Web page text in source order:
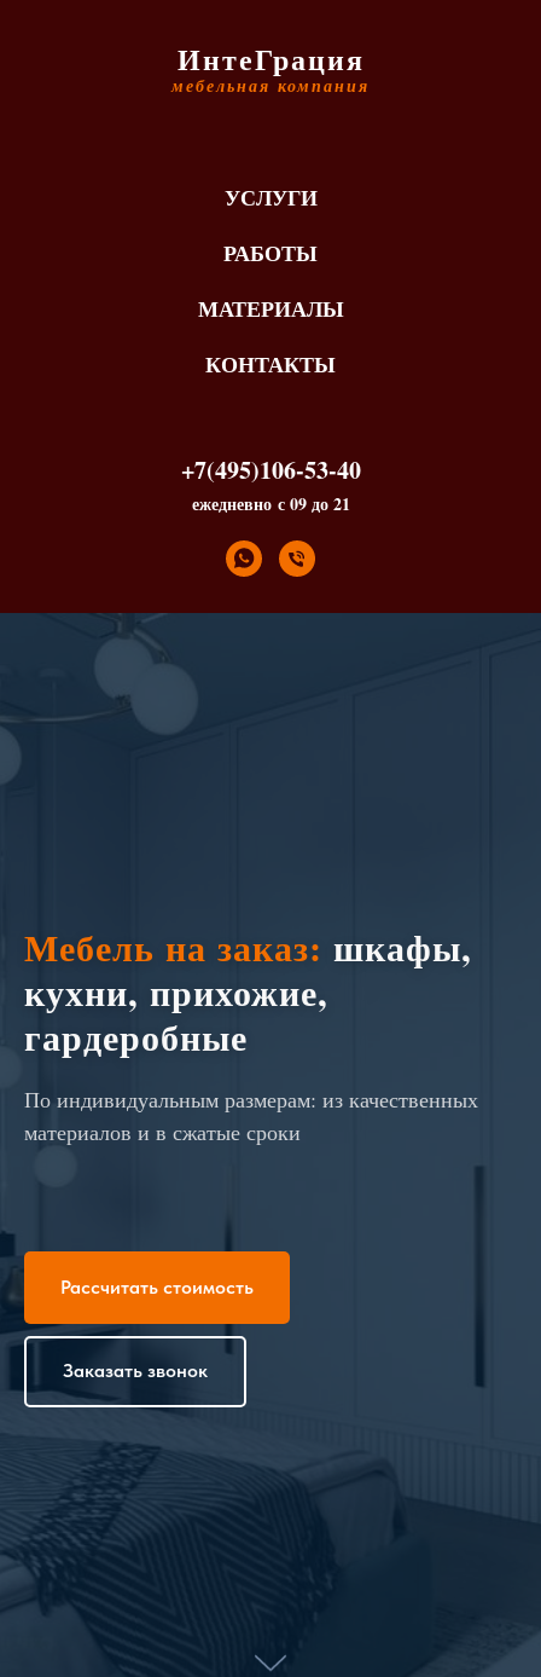
ИнтеГрация
мебельная компания
УСЛУГИ
РАБОТЫ
МАТЕРИАЛЫ
КОНТАКТЫ
+7(495)106-53-40
ежедневно с 09 до 21
Мебель на заказ: шкафы,
кухни, прихожие,
гардеробные
По индивидуальным размерам: из качественных
материалов и в сжатые сроки
Рассчитать стоимость
Заказать звонок